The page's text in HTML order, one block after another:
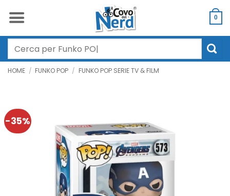
0
Cerca:
HOME / FUNKO POP / FUNKO POP SERIE TV & FILM
-35%